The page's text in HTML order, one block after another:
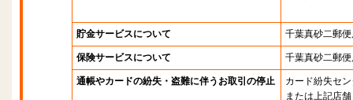
貯金サービスについて 千葉真砂二郵
保険サービスについて 千葉真砂二郵
通帳やカードの紛失・盗難に伴うお取引の停止
カード紛失セ
または上記店舗